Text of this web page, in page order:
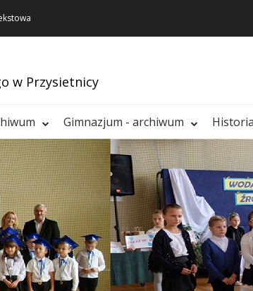
w Przysietnicy
Gimnazjum - archiwum